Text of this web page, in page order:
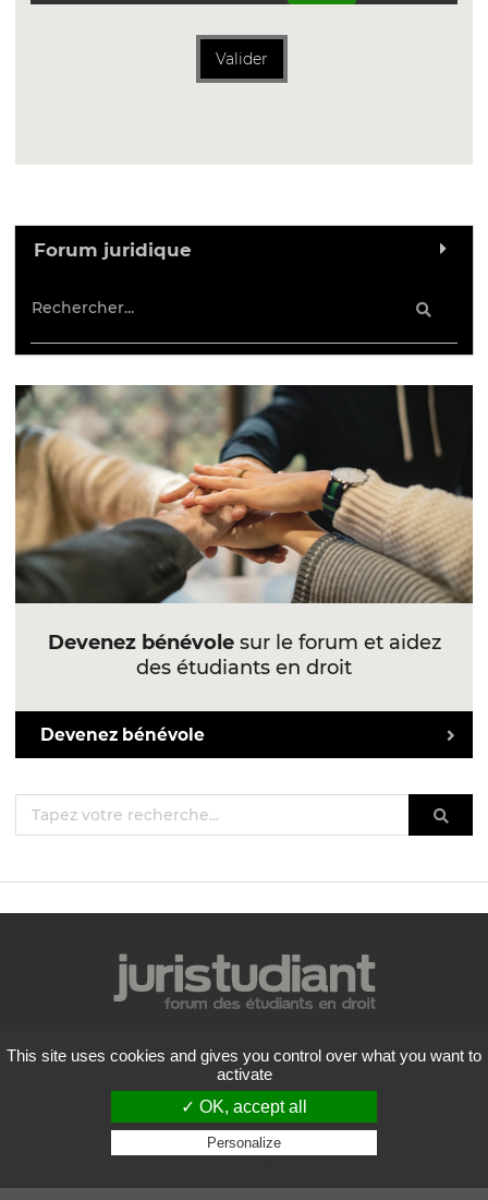
Valider
Forum juridique
Devenez bénévolesur le forum et aidez
des étudiants en droit
Devenez bénévole
Mentions légales
Politique de confidentialité
Conditions générales d'utilisation
Liste des forums
Contactez-nous
Copyright
2026 Juristudiant.com - Tous droits réservés
This site uses cookies and gives you control over what you want to
activate
✓ OK, accept all
Personalize